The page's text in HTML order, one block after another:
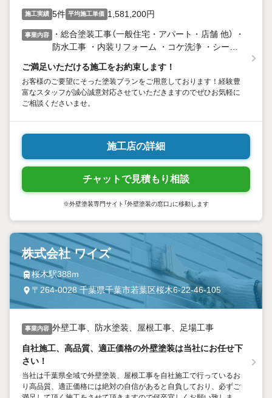
施工実績 5件 平均施工単価 1,581,200円
事業内容
・総合塗装工事（一般住宅・アパート・店舗 他） ・
防水工事 ・内装リフォーム ・コケ洗浄 ・シーリ
応致します
ご満足いただける施工をお約束します！
お客様のご要望にそった塗装プランをご用意しております！経験豊
富なスタッフが誠心誠意対応させていただきますのでぜひお気軽に
ご相談くださいませ。
施工店の詳細
チャットで見積もり相談
※外壁塗装専門サイト「外壁塗装の窓口」に移動します
株式会社 ワイズ
桜木駅388m
〒264-0028 千葉県千葉市若葉区桜木6-22-46-105
事業内容 外壁工事、防水塗装、屋根工事、足場工事
自社施工、高品質、適正価格の外壁塗装は当社にお任せ下
さい！
当社は千葉県全域で外壁塗装、屋根工事を自社施工で行っているお
り高品質、適正価格には絶対の自信があると自負しており、必ずご